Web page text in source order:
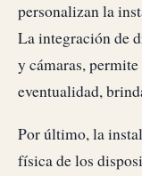
personalizan la
La integración de
y cámaras,
eventualidad,
Por último, la
física de los